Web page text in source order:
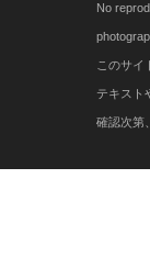
No
このサイ
テキスト
確認次第